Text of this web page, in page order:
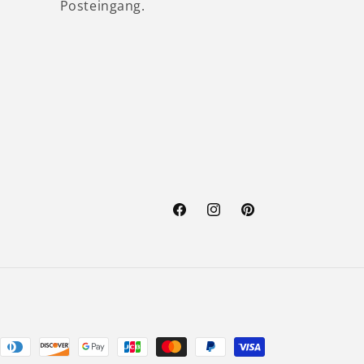
Posteingang.
FacebookInstagramPinterest